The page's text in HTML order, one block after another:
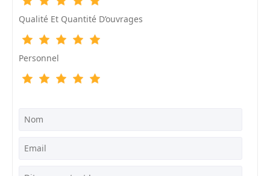
Qualité Et Quantité D’ouvrages
Personnel